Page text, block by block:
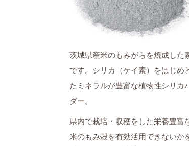
茨城県産米のもみがらを焼成した
です。シリカ（ケイ素）をはじめ
たミネラルが豊富な植物性シリカ
ダー。
県内で栽培・収穫をした栄養豊富
米のもみ殻を有効活用できないか